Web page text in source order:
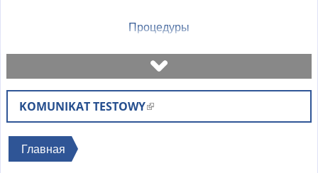
Процедуры
Назначить встречу
Проверьте статус дела
KOMUNIKAT TESTOWY(
в
ВыГлавная